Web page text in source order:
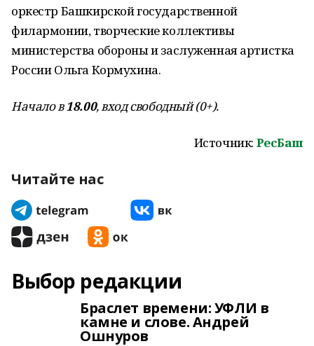
оркестр Башкирской государственной
филармонии, творческие коллективы
министерства обороны и заслуженная артистка
России Ольга Кормухина.
Начало в18.00, вход свободный (0+).
Источник: РесБаш
Читайте нас
Выбор редакции
Браслет времени: УФЛИ в
камне и слове. Андрей
Ошнуров